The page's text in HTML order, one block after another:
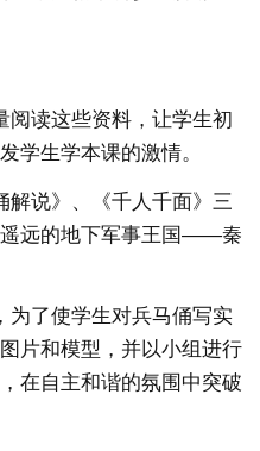
阅读这些资料，让学生初
学生学本课的激情。
解说》、《千人千面》三
远的地下军事王国——秦
为了使学生对兵马俑写实
片和模型，并以小组进行
在自主和谐的氛围中突破